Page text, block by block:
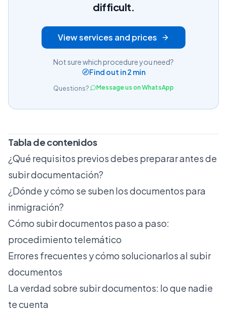
difficult.
View services and prices
Not sure which procedure you need?
Find out in 2 min
Questions? Message us on WhatsApp
Tabla de contenidos
¿Qué requisitos previos debes preparar antes de
subir documentación?
¿Dónde y cómo se suben los documentos para
inmigración?
Cómo subir documentos paso a paso:
procedimiento telemático
Errores frecuentes y cómo solucionarlos al subir
documentos
La verdad sobre subir documentos: lo que nadie
te cuenta